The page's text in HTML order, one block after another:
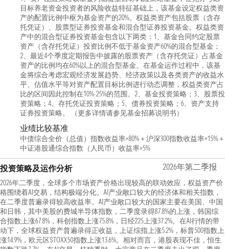
目标养老资金投资者的风险收益特征基础上，该基金设定权益类资
产的配置比例中枢为基金资产的20%。权益类资产包括股票（含存
托凭证）、股票型证券投资基金和混合型证券投资基金。权益类资
产中的混合型证券投资基金包含以下两类：1、基金合同约定股票
资产（含存托凭证）投资比例不低于基金资产60%的混合型基金；
2、最近4个季度定期报告中披露的股票资产（含存托凭证）占基金
资产的比例均在60%以上的混合型基金。在基金运作过程中，该基
金将综合考虑宏观经济发展趋势、经济政策以及各类资产的收益水
平、估值水平等对资产配置目标比例进行动态调整，权益类资产占
比的区间因此控制在10%-25%的范围。2、基金投资策略；3、股票投
资策略；4、存托凭证投资策略；5、债券投资策略；6、资产支持
证券投资策略。 （更多详情请参见基金招募说明书）
业绩比较基准
中债综合全价（总值）指数收益率×80%＋沪深300指数收益率×15%＋
中证港股通综合指数（人民币）收益率×5%
投资策略及运作分析 2026年第二季报
2026年二季度，全球多个市场资产价格出现较高的联动效应，权益资产价
格围绕着AI交易，结构极端分化。AI产业敞口较大的经济体和相关指数，
在二季度普遍录得较高收益率。AI产业敞口较大的国家主要在美国、中国
和日韩，其中美股的费城半导体指数，二季度录得87.8%的上涨，韩国综
合指数上涨67.8%，科创指数上涨75.8%，日经225上涨37.2%。在AI行情的带
动下，全球权益资产普遍录得正收益，上证综指上涨5.2%，标普500指数上
涨14.9%，欧元区STOXX50指数上涨13.6%。相对而言，港股表现不佳，恒生